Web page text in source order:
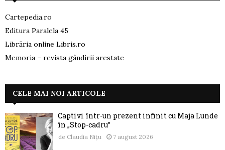
Cartepedia.ro
Editura Paralela 45
Librăria online Libris.ro
Memoria – revista gândirii arestate
CELE MAI NOI ARTICOLE
Captivi într-un prezent infinit cu Maja Lunde
în „Stop-cadru”
de Claudia Nițu 7 august 2026